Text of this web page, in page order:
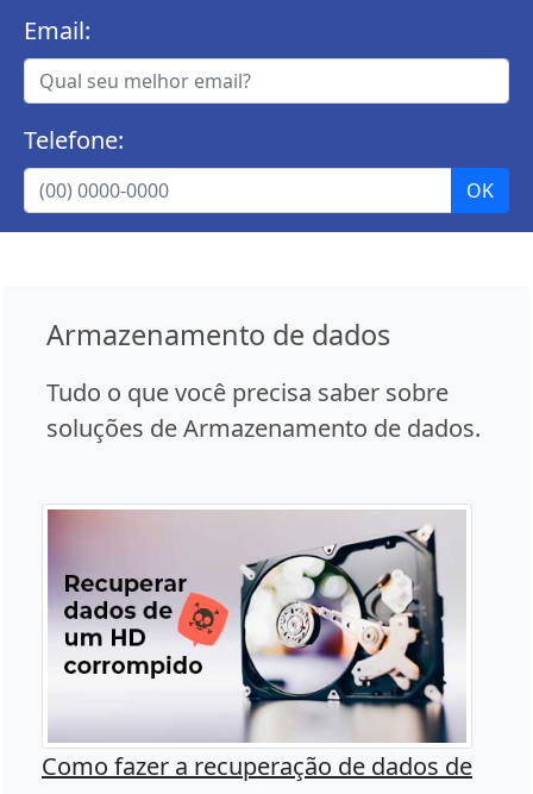
Email:
Telefone:
Armazenamento de dados
Tudo o que você precisa saber sobre
soluções de Armazenamento de dados.
Como fazer a recuperação de dados de